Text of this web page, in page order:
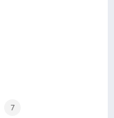
7